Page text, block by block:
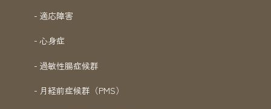
適応障害
心身症
過敏性腸症候群
月経前症候群（PMS）